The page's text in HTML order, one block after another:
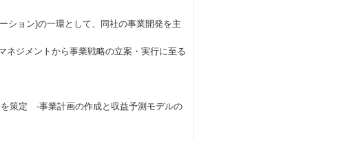
ション)の一環として、同社の事業開発を主
ネジメントから事業戦略の立案・実行に至る
策定 -事業計画の作成と収益予測モデルの